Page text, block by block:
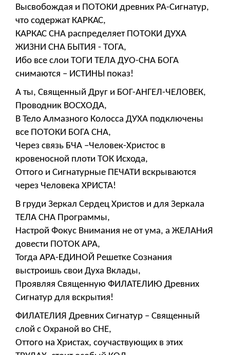
Высвобождая и ПОТОКИ древних РА-Сигнатур,
что содержат КАРКАС,
КАРКАС СНА распределяет ПОТОКИ ДУХА
ЖИЗНИ СНА БЫТИЯ - ТОГА,
Ибо все слои ТОГИ ТЕЛА ДУО-СНА БОГА
снимаются – ИСТИНЫ показ!
А ты, Священный Друг и БОГ-АНГЕЛ-ЧЕЛОВЕК,
Проводник ВОСХОДА,
В Тело Алмазного Колосса ДУХА подключены
все ПОТОКИ БОГА СНА,
Через связь БЧА –Человек-Христос в
кровеносной плоти ТОК Исхода,
Оттого и Сигнатурные ПЕЧАТИ вскрываются
через Человека ХРИСТА!
В груди Зеркал Сердец Христов и для Зеркала
ТЕЛА СНА Программы,
Настрой Фокус Внимания не от ума, а ЖЕЛАНиЯ
довести ПОТОК АРА,
Тогда АРА-ЕДИНОЙ Решетке Сознания
выстроишь свои Духа Вклады,
Проявляя Священную ФИЛАТЕЛИЮ Древних
Сигнатур для вскрытия!
ФИЛАТЕЛИЯ Древних Сигнатур – Священный
слой с Охраной во СНЕ,
Оттого на Христах, соучаствующих в этих